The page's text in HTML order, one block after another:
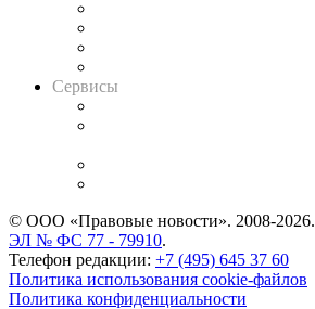
Сервисы
© ООО «Правовые новости». 2008-2026.
ЭЛ № ФС 77 - 79910.
Телефон редакции: +7 (495) 645 37 60
Политика использования cookie-файлов
Политика конфиденциальности